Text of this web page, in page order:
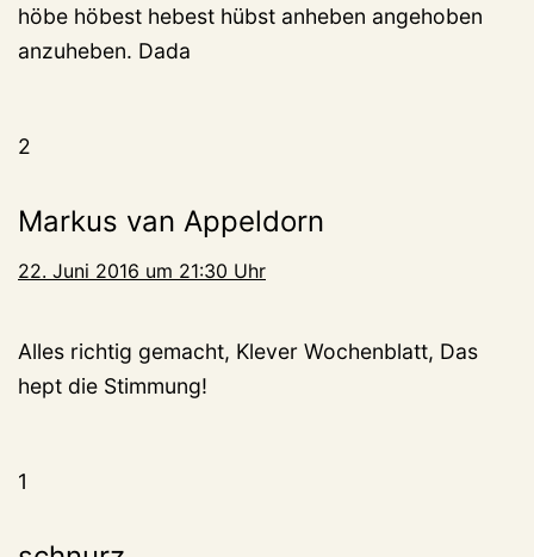
höbe höbest hebest hübst anheben angehoben
anzuheben. Dada
2
Markus van Appeldorn
22. Juni 2016 um 21:30 Uhr
Alles richtig gemacht, Klever Wochenblatt, Das
hept die Stimmung!
1